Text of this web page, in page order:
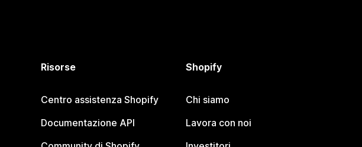
Risorse
Centro assistenza Shopify
Documentazione API
Shopify
Chi siamo
Lavora con noi